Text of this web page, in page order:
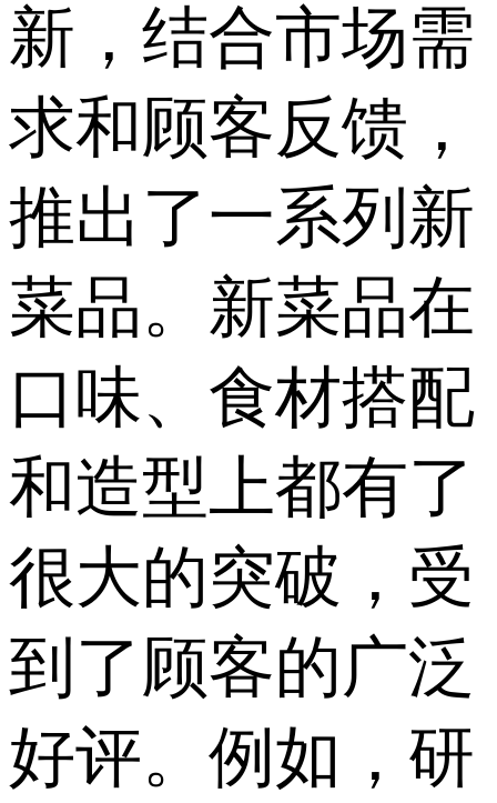
新，结合市场需
求和顾客反馈，
推出了一系列新
菜品。新菜品在
口味、食材搭配
和造型上都有了
很大的突破，受
到了顾客的广泛
好评。例如，研